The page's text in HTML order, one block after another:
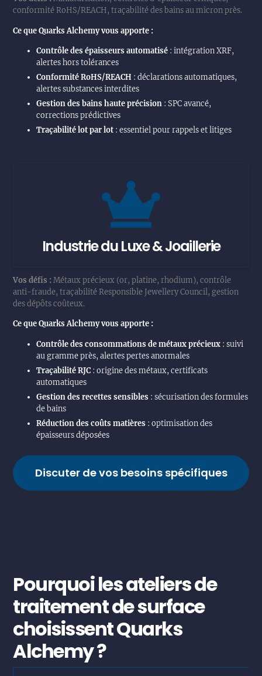
conformité RoHS/REACH, traçabilité des bains au micron près.
Ce que Quarks Alchemy vous apporte :
Contrôle des épaisseurs automatisé : intégration XRF,
alertes hors tolérances
Conformité RoHS/REACH : déclarations automatiques,
alertes substances interdites
Gestion des bains haute précision : SPC avancé,
corrections prédictives
Traçabilité lot par lot : essentiel pour rappels et litiges
Industrie du Luxe & Joaillerie
Vos défis : Métaux précieux (or, platine, rhodium), contrôle
anti-fraude, traçabilité Responsible Jewellery Council, gestion
des dépôts coûteux.
Ce que Quarks Alchemy vous apporte :
Contrôle des consommations de métaux précieux : suivi
au gramme près, alertes pertes anormales
Traçabilité RJC : origine des métaux, certificats
automatiques
Gestion des recettes sensibles : sécurisation des formules
de bains
Réduction des coûts matières : optimisation des
épaisseurs déposées
Discuter de vos besoins spécifiques
Pourquoi les ateliers de
traitement de surface
choisissent Quarks
Alchemy ?